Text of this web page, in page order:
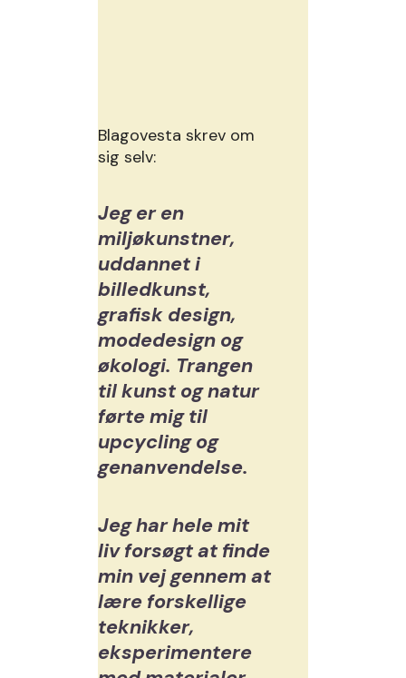
Blagovesta skrev om
sig selv:
Jeg er en
miljøkunstner,
uddannet i
billedkunst,
grafisk design,
modedesign og
økologi. Trangen
til kunst og natur
førte mig til
upcycling og
genanvendelse.
Jeg har hele mit
liv forsøgt at finde
min vej gennem at
lære forskellige
teknikker,
eksperimentere